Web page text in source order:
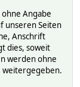
Angabe
unseren Seiten
Anschrift
dies, soweit
werden ohne
weitergegeben.